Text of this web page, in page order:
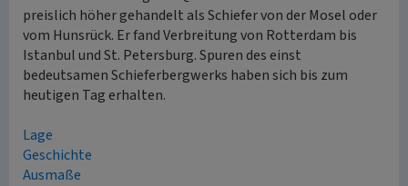
preislich höher gehandelt als Schiefer von der Mosel oder
vom Hunsrück. Er fand Verbreitung von Rotterdam bis
Istanbul und St. Petersburg. Spuren des einst
bedeutsamen Schieferbergwerks haben sich bis zum
heutigen Tag erhalten.
Lage
Geschichte
Ausmaße